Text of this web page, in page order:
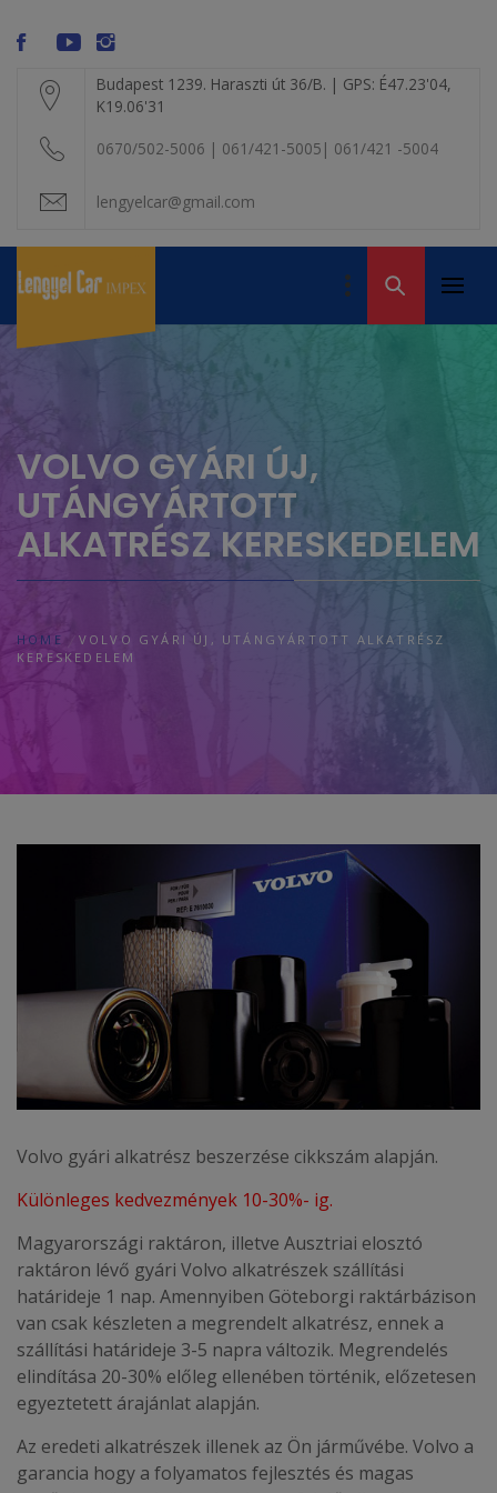
Budapest 1239. Haraszti út 36/B. | GPS: É47.23'04,
K19.06'31
0670/502-5006 | 061/421-5005| 061/421 -5004
lengyelcar@gmail.com
LENGYEL CAR
IMPEX KFT. – A
Menu
VOLVO GYÁRI ÚJ,
UTÁNGYÁRTOTT
ALKATRÉSZ KERESKEDELEM
HOME
VOLVO GYÁRI ÚJ, UTÁNGYÁRTOTT ALKATRÉSZ
KERESKEDELEM
Volvo gyári alkatrész beszerzése cikkszám alapján.
Különleges kedvezmények 10-30%- ig.
Magyarországi raktáron, illetve Ausztriai elosztó
raktáron lévő gyári Volvo alkatrészek szállítási
határideje 1 nap. Amennyiben Göteborgi raktárbázison
van csak készleten a megrendelt alkatrész, ennek a
szállítási határideje 3-5 napra változik. Megrendelés
elindítása 20-30% előleg ellenében történik, előzetesen
egyeztetett árajánlat alapján.
Az eredeti alkatrészek illenek az Ön járművébe. Volvo a
garancia hogy a folyamatos fejlesztés és magas